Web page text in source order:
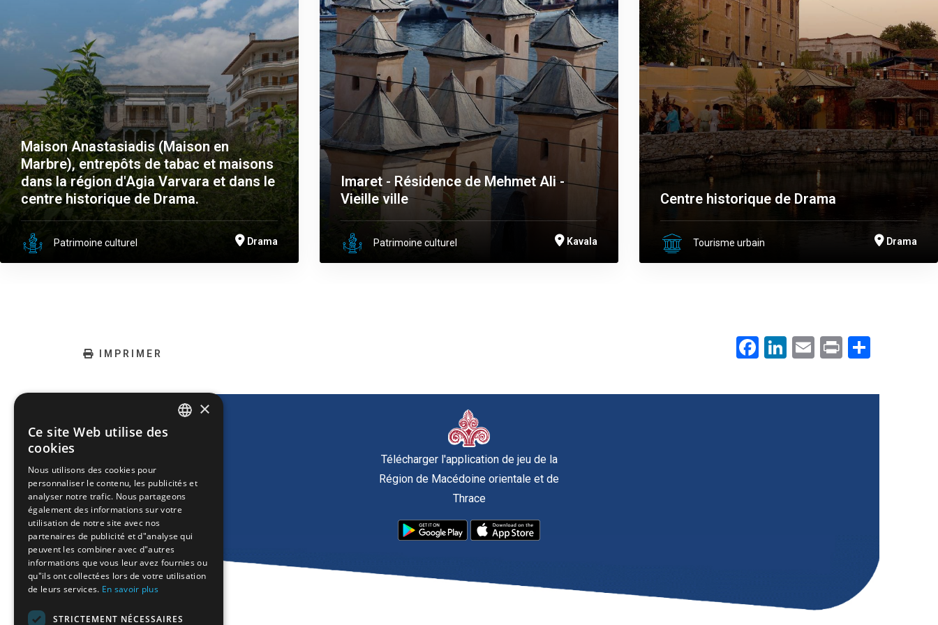
Maison Anastasiadis (Maison en
Marbre), entrepôts de tabac et maisons
dans la région d'Agia Varvara et dans le
centre historique de Drama.
Patrimoine culturel Drama
Imaret - Résidence de Mehmet Ali -
Vieille ville
Patrimoine culturel Kavala
Centre historique de Drama
Tourisme urbain Drama
IMPRIMER Facebook
LinkedIn
Email
Print
Télécharger l'application de jeu de la
Région de Macédoine orientale et de
Thrace
FRENCH
BULGARIAN
GERMAN
ROMANIAN
TURKISH
×
Ce site Web utilise des
cookies
Nous utilisons des cookies pour
personnaliser le contenu, les publicités et
analyser notre trafic. Nous partageons
également des informations sur votre
utilisation de notre site avec nos
partenaires de publicité et d"analyse qui
peuvent les combiner avec d"autres
informations que vous leur avez fournies ou
qu"ils ont collectées lors de votre utilisation
de leurs services. En savoir plus
STRICTEMENT NÉCESSAIRES